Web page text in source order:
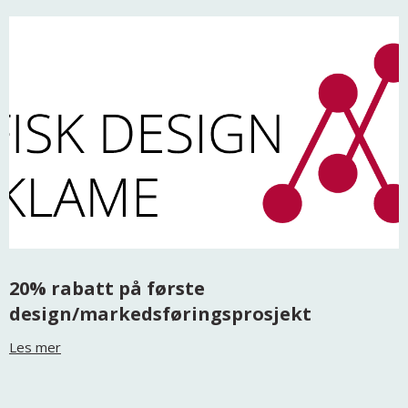
20% rabatt på første
design/markedsføringsprosjekt
Les mer